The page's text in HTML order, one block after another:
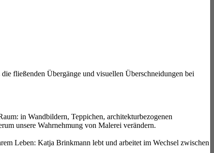
fließenden Übergänge und visuellen Überschneidungen bei
in Wandbildern, Teppichen, architekturbezogenen
unsere Wahrnehmung von Malerei verändern.
Leben: Katja Brinkmann lebt und arbeitet im Wechsel zwischen